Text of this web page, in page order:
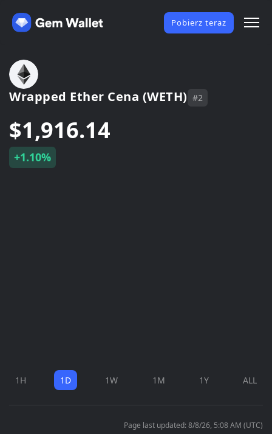
Pobierz teraz
Wrapped Ether Cena (WETH) #2
$1,916.14
+1.10%
1H 1D 1W 1M 1Y ALL
Page last updated: 8/8/26, 5:08 AM (UTC)